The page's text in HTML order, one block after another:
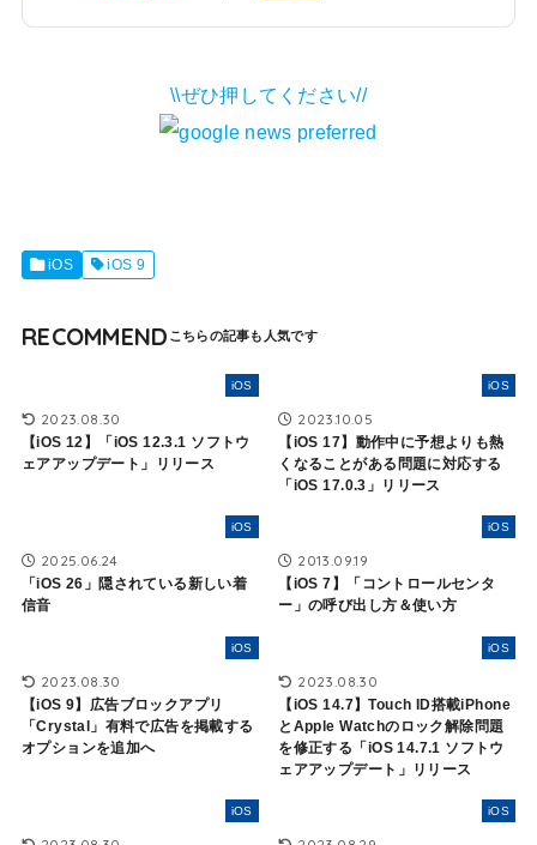
SSD ストレージ、ボディと同じカラーのアクセサリ、
\\ぜひ押してください//
iOS iOS 9
RECOMMEND
iOS
2023.08.30
【iOS 12】「iOS 12.3.1 ソフトウ
ェアアップデート」リリース
iOS
2023.10.05
【iOS 17】動作中に予想よりも熱
くなることがある問題に対応する
「iOS 17.0.3」リリース
iOS
2025.06.24
「iOS 26」隠されている新しい着
信音
iOS
2013.09.19
【iOS 7】「コントロールセンタ
ー」の呼び出し方＆使い方
iOS
2023.08.30
【iOS 9】広告ブロックアプリ
「Crystal」有料で広告を掲載する
オプションを追加へ
iOS
2023.08.30
【iOS 14.7】Touch ID搭載iPhone
とApple Watchのロック解除問題
を修正する「iOS 14.7.1 ソフトウ
ェアアップデート」リリース
iOS iOS